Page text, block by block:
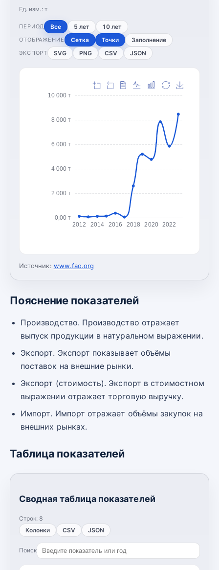
Ед. изм.: т
ПЕРИОД Все 5 лет 10 лет
ОТОБРАЖЕНИЕ Сетка Точки Заполнение
ЭКСПОРТ SVG PNG CSV JSON
0,00 т
2 000 т
4 000 т
6 000 т
8 000 т
10 000 т
2012 2014 2016 2018 2020 2022
Источник: www.fao.org
Пояснение показателей
Производство. Производство отражает
выпуск продукции в натуральном выражении.
Экспорт. Экспорт показывает объёмы
поставок на внешние рынки.
Экспорт (стоимость). Экспорт в стоимостном
выражении отражает торговую выручку.
Импорт. Импорт отражает объёмы закупок на
внешних рынках.
Таблица показателей
Сводная таблица показателей
Строк: 8
Колонки
CSV JSON
Поиск